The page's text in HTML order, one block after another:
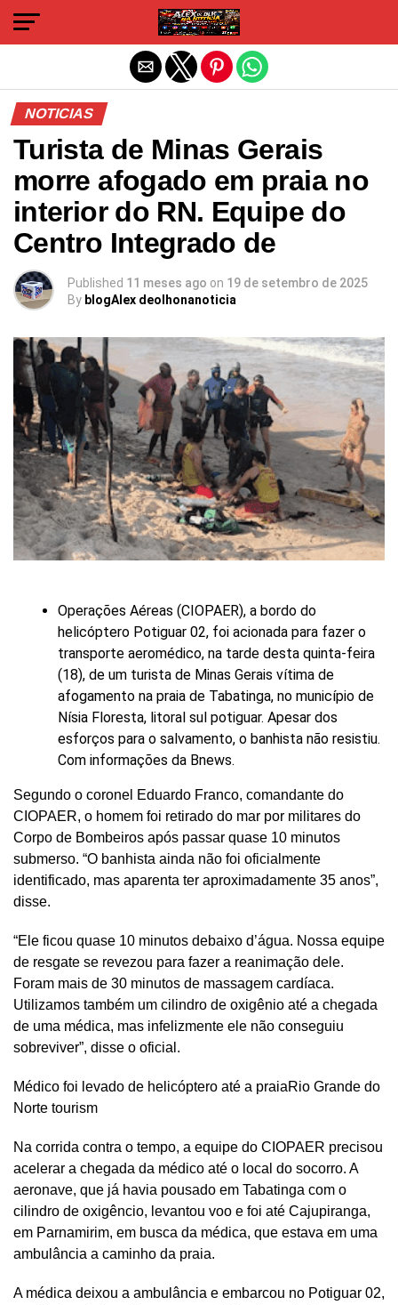
NOTICIAS
Turista de Minas Gerais
morre afogado em praia no
interior do RN. Equipe do
Centro Integrado de
Published 11 meses ago on 19 de setembro de 2025
By blogAlex deolhonanoticia
Operações Aéreas (CIOPAER), a bordo do
helicóptero Potiguar 02, foi acionada para fazer o
transporte aeromédico, na tarde desta quinta-feira
(18), de um turista de Minas Gerais vítima de
afogamento na praia de Tabatinga, no município de
Nísia Floresta, litoral sul potiguar. Apesar dos
esforços para o salvamento, o banhista não resistiu.
Com informações da Bnews.
Segundo o coronel Eduardo Franco, comandante do
CIOPAER, o homem foi retirado do mar por militares do
Corpo de Bombeiros após passar quase 10 minutos
submerso. “O banhista ainda não foi oficialmente
identificado, mas aparenta ter aproximadamente 35 anos”,
disse.
“Ele ficou quase 10 minutos debaixo d’água. Nossa equipe
de resgate se revezou para fazer a reanimação dele.
Foram mais de 30 minutos de massagem cardíaca.
Utilizamos também um cilindro de oxigênio até a chegada
de uma médica, mas infelizmente ele não conseguiu
sobreviver”, disse o oficial.
Médico foi levado de helicóptero até a praiaRio Grande do
Norte tourism
Na corrida contra o tempo, a equipe do CIOPAER precisou
acelerar a chegada da médico até o local do socorro. A
aeronave, que já havia pousado em Tabatinga com o
cilindro de oxigêncio, levantou voo e foi até Cajupiranga,
em Parnamirim, em busca da médica, que estava em uma
ambulância a caminho da praia.
A médica deixou a ambulância e embarcou no Potiguar 02,
Sair da versão mobile